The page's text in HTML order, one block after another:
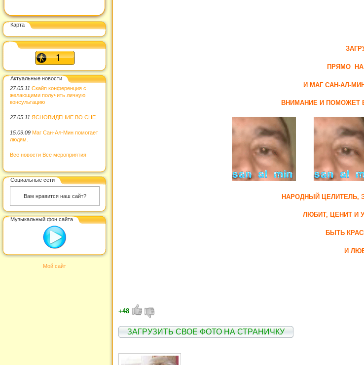
Карта
Актуальные новости
27.05.11 Скайп конференция с
желающими получить личную
консультацию
27.05.11 ЯСНОВИДЕНИЕ ВО СНЕ
15.09.09 Маг Сан-Ал-Мин помогает
людям.
Все новости Все мероприятия
Социальные сети
Вам нравится наш сайт?
Музыкальный фон сайта
Мой сайт
ПРЯМО
И МАГ САН-АЛ-
ВНИМАНИЕ И ПОМОЖЕТ
НАРОДНЫЙ ЦЕЛИТЕЛЬ,
ЛЮБИТ, ЦЕНИТ И
БЫТЬ
И
+48
ЗАГРУЗИТЬ СВОЕ ФОТО НА СТРАНИЧКУ